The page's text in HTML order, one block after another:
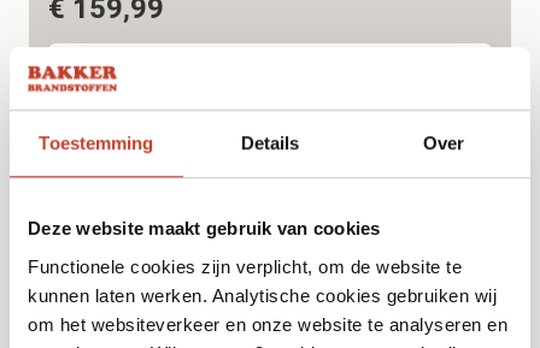
Toestemming Details Over
Deze website maakt gebruik van cookies
Functionele cookies zijn verplicht, om de website te
kunnen laten werken. Analytische cookies gebruiken wij
om het websiteverkeer en onze website te analyseren en